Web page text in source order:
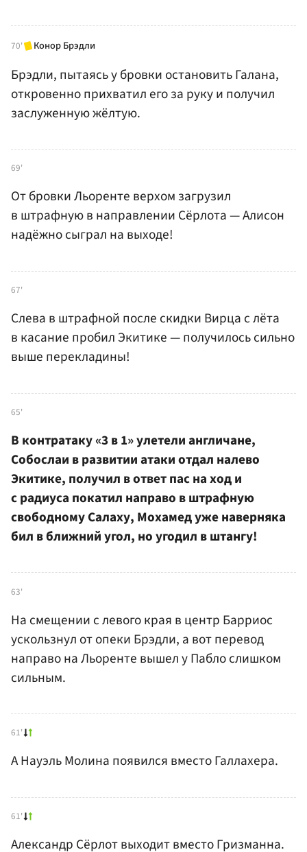
70' Конор Брэдли
Брэдли, пытаясь у бровки остановить Галана,
откровенно прихватил его за руку и получил
заслуженную жёлтую.
69'
От бровки Льоренте верхом загрузил
в штрафную в направлении Сёрлота — Алисон
надёжно сыграл на выходе!
67'
Слева в штрафной после скидки Вирца с лёта
в касание пробил Экитике — получилось сильно
выше перекладины!
65'
В контратаку «3 в 1» улетели англичане,
Собослаи в развитии атаки отдал налево
Экитике, получил в ответ пас на ход и
с радиуса покатил направо в штрафную
свободному Салаху, Мохамед уже наверняка
бил в ближний угол, но угодил в штангу!
63'
На смещении с левого края в центр Барриос
ускользнул от опеки Брэдли, а вот перевод
направо на Льоренте вышел у Пабло слишком
сильным.
61'
А Науэль Молина появился вместо Галлахера.
61'
Александр Сёрлот выходит вместо Гризманна.